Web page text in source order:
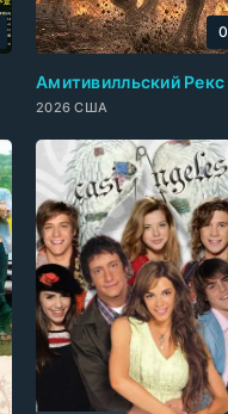
Амитивилльский Рекс
2026 США
0